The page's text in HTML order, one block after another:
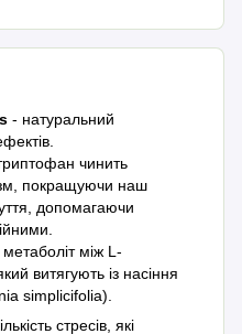
- натуральний
чинить
покращуючи наш
допомагаючи
між L-
витягують із насіння
simplicifolia).
стресів, які